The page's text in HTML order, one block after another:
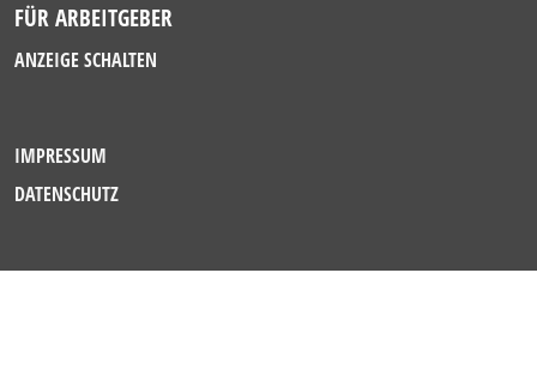
FÜR ARBEITGEBER
ANZEIGE SCHALTEN
IMPRESSUM
DATENSCHUTZ